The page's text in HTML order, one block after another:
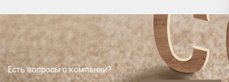
стеклопластика (FRP)
Есть вопросы о компании?